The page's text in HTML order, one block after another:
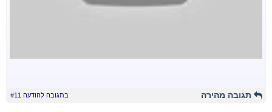
תגובה מהירה בתגובה להודעה #11